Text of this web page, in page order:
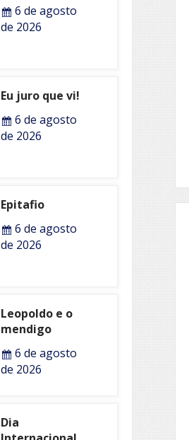
6 de agosto
de 2026
Eu juro que vi!
6 de agosto
de 2026
Epitafio
6 de agosto
de 2026
Leopoldo e o
mendigo
6 de agosto
de 2026
Dia